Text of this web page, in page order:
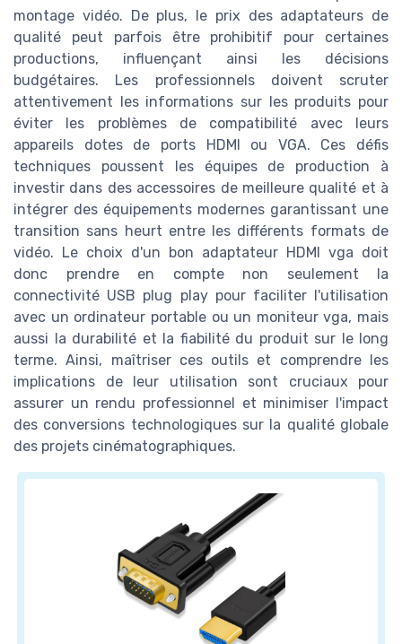
montage vidéo. De plus, le prix des adaptateurs de
qualité peut parfois être prohibitif pour certaines
productions, influençant ainsi les décisions
budgétaires. Les professionnels doivent scruter
attentivement les informations sur les produits pour
éviter les problèmes de compatibilité avec leurs
appareils dotes de ports HDMI ou VGA. Ces défis
techniques poussent les équipes de production à
investir dans des accessoires de meilleure qualité et à
intégrer des équipements modernes garantissant une
transition sans heurt entre les différents formats de
vidéo. Le choix d'un bon adaptateur HDMI vga doit
donc prendre en compte non seulement la
connectivité USB plug play pour faciliter l'utilisation
avec un ordinateur portable ou un moniteur vga, mais
aussi la durabilité et la fiabilité du produit sur le long
terme. Ainsi, maîtriser ces outils et comprendre les
implications de leur utilisation sont cruciaux pour
assurer un rendu professionnel et minimiser l'impact
des conversions technologiques sur la qualité globale
des projets cinématographiques.